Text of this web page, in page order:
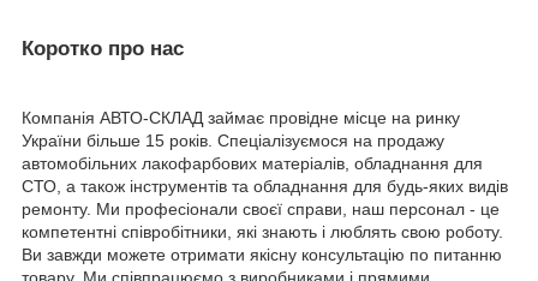
Коротко про нас
Компанія АВТО-СКЛАД займає провідне місце на ринку
України більше 15 років. Спеціалізуємося на продажу
автомобільних лакофарбових матеріалів, обладнання для
СТО, а також інструментів та обладнання для будь-яких видів
ремонту. Ми професіонали своєї справи, наш персонал - це
компетентні співробітники, які знають і люблять свою роботу.
Ви завжди можете отримати якісну консультацію по питанню